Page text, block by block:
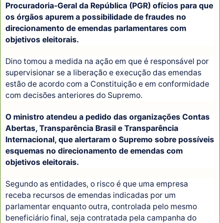
Procuradoria-Geral da República (PGR) ofícios para que
os órgãos apurem a possibilidade de fraudes no
direcionamento de emendas parlamentares com
objetivos eleitorais.
Dino tomou a medida na ação em que é responsável por
supervisionar se a liberação e execução das emendas
estão de acordo com a Constituição e em conformidade
com decisões anteriores do Supremo.
O ministro atendeu a pedido das organizações Contas
Abertas, Transparência Brasil e Transparência
Internacional, que alertaram o Supremo sobre possíveis
esquemas no direcionamento de emendas com
objetivos eleitorais.
Segundo as entidades, o risco é que uma empresa
receba recursos de emendas indicadas por um
parlamentar enquanto outra, controlada pelo mesmo
beneficiário final, seja contratada pela campanha do